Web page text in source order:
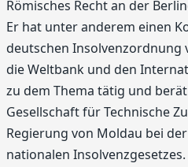
Römisches Recht an der
Er hat unter anderem einen
deutschen Insolvenzordnung
die Weltbank und den
zu dem Thema tätig und
Gesellschaft für Technische
Regierung von Moldau bei
nationalen Insolvenzgesetzes.